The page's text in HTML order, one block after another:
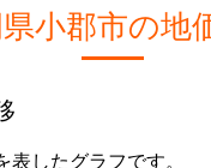
小郡市の地
したグラフです。